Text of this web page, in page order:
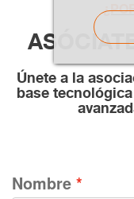
Únete a la
base
Nombre